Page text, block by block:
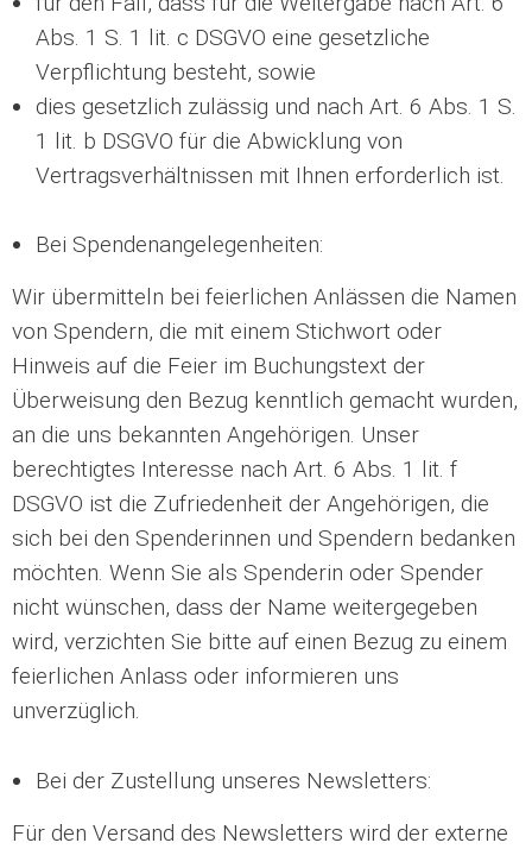
Abs. 1 S. 1 lit. c DSGVO eine gesetzliche
Verpflichtung besteht, sowie
dies gesetzlich zulässig und nach Art. 6 Abs. 1 S.
1 lit. b DSGVO für die Abwicklung von
Vertragsverhältnissen mit Ihnen erforderlich ist.
Bei Spendenangelegenheiten:
Wir übermitteln bei feierlichen Anlässen die Namen
von Spendern, die mit einem Stichwort oder
Hinweis auf die Feier im Buchungstext der
Überweisung den Bezug kenntlich gemacht wurden,
an die uns bekannten Angehörigen. Unser
berechtigtes Interesse nach Art. 6 Abs. 1 lit. f
DSGVO ist die Zufriedenheit der Angehörigen, die
sich bei den Spenderinnen und Spendern bedanken
möchten. Wenn Sie als Spenderin oder Spender
nicht wünschen, dass der Name weitergegeben
wird, verzichten Sie bitte auf einen Bezug zu einem
feierlichen Anlass oder informieren uns
unverzüglich.
Bei der Zustellung unseres Newsletters:
Für den Versand des Newsletters wird der externe